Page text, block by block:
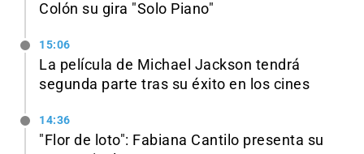
Colón su gira "Solo Piano"
15:06
La película de Michael Jackson tendrá
segunda parte tras su éxito en los cines
14:36
"Flor de loto": Fabiana Cantilo presenta su